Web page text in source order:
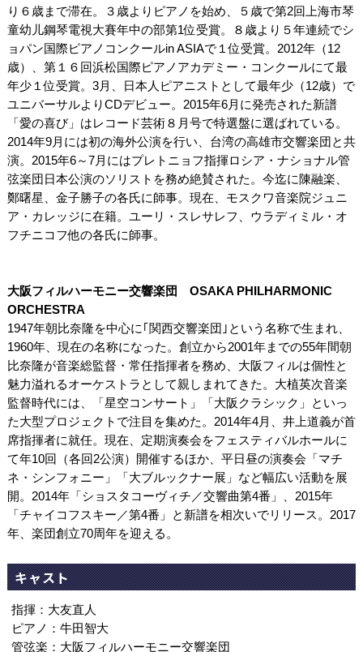
り６歳まで滞在。３歳よりピアノを始め、５歳で第2回上海市琴
童幼儿鋼琴電視大賽年中の部第1位受賞。８歳より５年連続でシ
ョパン国際ピアノコンクールin ASIAで１位受賞。2012年（12
歳）、第１６回浜松国際ピアノアカデミー・コンクールにて最
年少１位受賞。3月、日本人ピアニストとして最年少（12歳）で
ユニバーサルよりCDデビュー。2015年6月に発売された新譜
「愛の喜び」はレコード芸術８月号で特選盤に選ばれている。
2014年9月には初の海外公演を行い、台湾の高雄市交響楽団と共
演。2015年6～7月にはプレトニョフ指揮ロシア・ナショナル管
弦楽団日本公演のソリストを務め絶賛された。今迄に陳融楽、
鄭曙星、金子勝子の各氏に師事。現在、モスクワ音楽院ジュニ
ア・カレッジに在籍。ユーリ・スレサレフ、ウラディミル・オ
フチニコフ他の各氏に師事。
大阪フィルハーモニー交響楽団 OSAKA PHILHARMONIC
ORCHESTRA
1947年朝比奈隆を中心に｢関西交響楽団｣という名称で生まれ、
1960年、現在の名称になった。創立から2001年までの55年間朝
比奈隆が音楽総監督・常任指揮者を務め、大阪フィルは個性と
魅力溢れるオーケストラとして親しまれてきた。大植英次音楽
監督時代には、「星空コンサート」「大阪クラシック」といっ
た大型プロジェクトで注目を集めた。2014年4月、井上道義が首
席指揮者に就任。現在、定期演奏会をフェスティバルホールに
て年10回（各回2公演）開催するほか、平日昼の演奏会「マチ
ネ・シンフォニー」「大ブルックナー展」など幅広い活動を展
開。2014年「ショスタコーヴィチ／交響曲第4番」、2015年
「チャイコフスキー／第4番」と新譜を相次いでリリース。2017
年、楽団創立70周年を迎える。
キャスト
指揮：大友直人
ピアノ：牛田智大
管弦楽：大阪フィルハーモニー交響楽団